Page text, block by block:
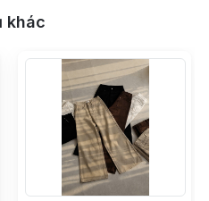
khảo theo đúng tinh thần sản
khảo thêm số đo thực tế để
từng đợt vải sẽ có độ chênh
máy sản xuất
đều là ảnh thật do H2
đảm bảo giống 99% so
chênh lệch màu tuỳ thuộc
màn hình điện thoại khách
khác